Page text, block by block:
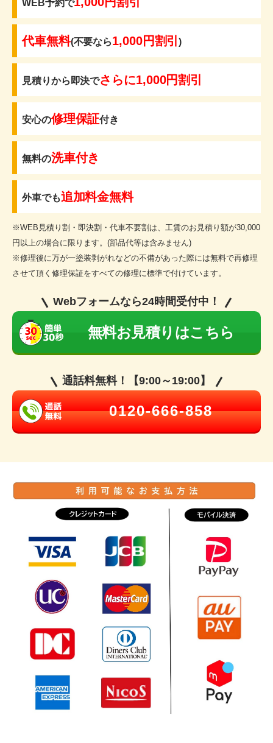
WEB予約で
代車無料(不要なら1,000円割引)
見積りから即決でさらに1,000円割引
安心の修理保証付き
無料の洗車付き
外車でも追加料金無料
※WEB見積り割・即決割・代車不要割は、工賃のお見積り額が30,000
円以上の場合に限ります。(部品代等は含みません)
※修理後に万が一塗装剥がれなどの不備があった際には無料で再修理
させて頂く修理保証をすべての修理に標準で付けています。
Webフォームなら24時間受付中！
無料お見積りはこちら
通話料無料！【9:00～19:00】
0120-666-858